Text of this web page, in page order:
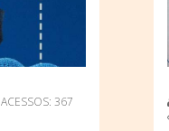
ACESSOS: 367